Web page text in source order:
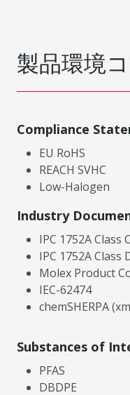
製品環境
Compliance
EU RoHS
REACH SVHC
Low-Halogen
Industry
IPC 1752A Class C
IPC 1752A Class
Molex Product
IEC-62474
chemSHERPA
Substances of
PFAS
DBDPE